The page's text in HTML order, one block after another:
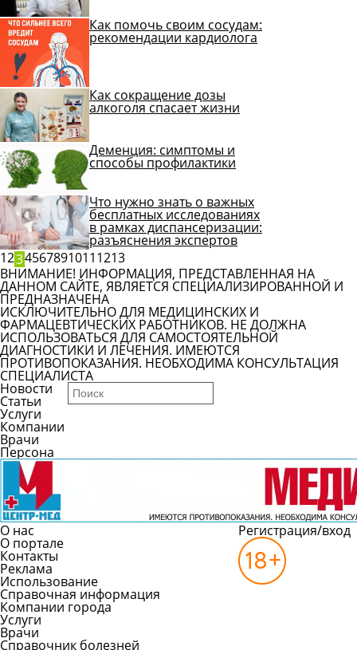
Как помочь своим сосудам:
рекомендации кардиолога
Как сокращение дозы
алкоголя спасает жизни
Деменция: симптомы и
способы профилактики
Что нужно знать о важных
бесплатных исследованиях
в рамках диспансеризации:
разъяснения экспертов
12345678910111213
ВНИМАНИЕ! ИНФОРМАЦИЯ, ПРЕДСТАВЛЕННАЯ НА
ДАННОМ САЙТЕ, ЯВЛЯЕТСЯ СПЕЦИАЛИЗИРОВАННОЙ И
ПРЕДНАЗНАЧЕНА
ИСКЛЮЧИТЕЛЬНО ДЛЯ МЕДИЦИНСКИХ И
ФАРМАЦЕВТИЧЕСКИХ РАБОТНИКОВ. НЕ ДОЛЖНА
ИСПОЛЬЗОВАТЬСЯ ДЛЯ САМОСТОЯТЕЛЬНОЙ
ДИАГНОСТИКИ И ЛЕЧЕНИЯ. ИМЕЮТСЯ
ПРОТИВОПОКАЗАНИЯ. НЕОБХОДИМА КОНСУЛЬТАЦИЯ
СПЕЦИАЛИСТА
Новости
Статьи
Услуги
Компании
Врачи
Персона
О нас
О портале
Контакты
Реклама
Использование
Справочная информация
Компании города
Услуги
Врачи
Справочник болезней
Регистрация/вход